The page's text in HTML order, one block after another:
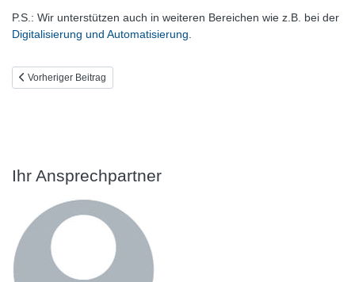
P.S.: Wir unterstützen auch in weiteren Bereichen wie z.B. bei der
Digitalisierung und Automatisierung
Vorheriger Beitrag: Patentrecherchen
Vorheriger Beitrag
Ihr Ansprechpartner